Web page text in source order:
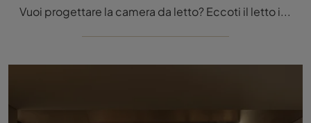
Vuoi progettare la camera da letto? Eccoti il letto in tessuto Roundy Air di Lago per spazi design.